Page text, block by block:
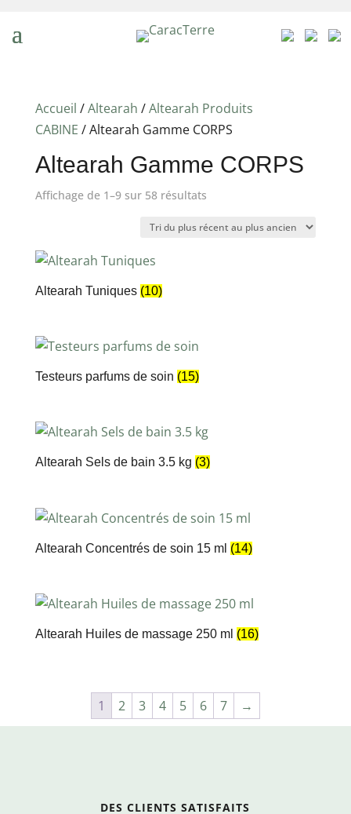
Accueil /Altearah /Altearah Produits
CABINE / Altearah Gamme CORPS
Altearah Gamme CORPS
Affichage de 1–9 sur 58 résultatsTrié
Altearah Tuniques (10)
Testeurs parfums de soin (15)
Altearah Sels de bain 3.5 kg (3)
Altearah Concentrés de soin 15 ml (14)
Altearah Huiles de massage 250 ml (16)
1 2 3 4 5 6 7 →
DES CLIENTS SATISFAITS